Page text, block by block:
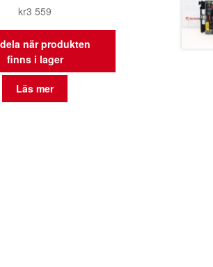
kr3 559
när produkten
finns i lager
Läs mer